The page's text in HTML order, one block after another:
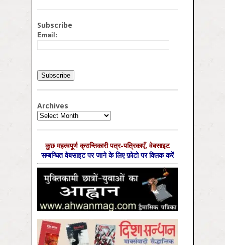
Subscribe
Email:
Archives
Archives
कुछ महत्‍वपूर्ण क्रान्तिकारी पत्र-पत्रिकाएँ, वेबसाइट
सम्‍बन्धित वेबसाइट पर जाने के लिए फ़ोटो पर क्लिक करें